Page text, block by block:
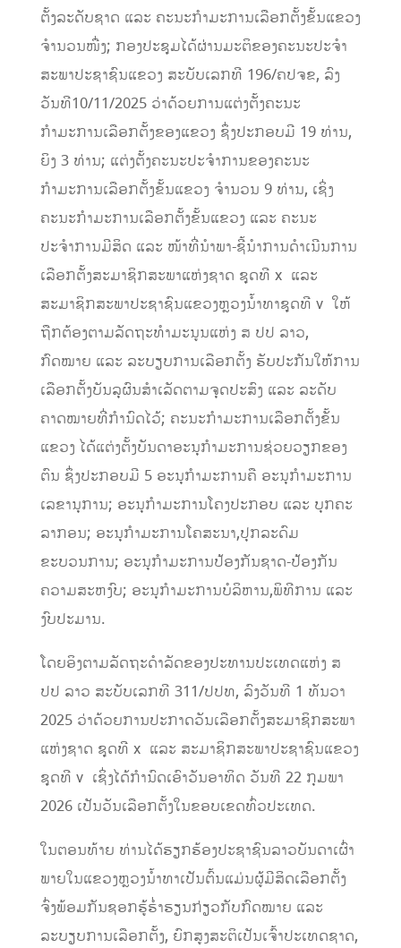
ຕັ້ງລະດັບຊາດ ແລະ ຄະນະກຳມະການເລືອກຕັ້ງຂັ້ນແຂວງ
ຈຳນວນໜື່ງ; ກອງປະຊຸມໄດ້ຜ່ານມະຕິຂອງຄະນະປະຈຳ
ສະພາປະຊາຊົນແຂວງ ສະບັບເລກທີ 196/ຄປຈຂ, ລົງ
ວັນທີ10/11/2025 ວ່າດ້ວຍການແຕ່ງຕັ້ງຄະນະ
ກຳມະການເລືອກຕັ້ງຂອງແຂວງ ຊຶ່ງປະກອບມີ 19 ທ່ານ,
ຍິງ 3 ທ່ານ; ແຕ່ງຕັ້ງຄະນະປະຈຳການຂອງຄະນະ
ກຳມະການເລືອກຕັ້ງຂັ້ນແຂວງ ຈຳນວນ 9 ທ່ານ, ເຊິ່ງ
ຄະນະກຳມະການເລືອກຕັ້ງຂັ້ນແຂວງ ແລະ ຄະນະ
ປະຈຳການມີສິດ ແລະ ໜ້າທີ່ນຳພາ-ຊີ້ນຳການດຳເນີນການ
ເລືອກຕັ້ງສະມາຊິກສະພາແຫ່ງຊາດ ຊຸດທີ x ແລະ
ສະມາຊິກສະພາປະຊາຊົນແຂວງຫຼວງນໍ້າທາຊຸດທີ v ໃຫ້
ຖືກຕ້ອງຕາມລັດຖະທຳມະນູນແຫ່ງ ສ ປປ ລາວ,
ກົດໝາຍ ແລະ ລະບຽບການເລືອກຕັ້ງ ຮັບປະກັນໃຫ້ການ
ເລືອກຕັ້ງບັນລຸຜົນສຳເລັດຕາມຈຸດປະສົງ ແລະ ລະດັບ
ຄາດໝາຍທີ່ກຳນົດໄວ້; ຄະນະກຳມະການເລືອກຕັ້ງຂັ້ນ
ແຂວງ ໄດ້ແຕ່ງຕັ້ງບັນດາອະນຸກຳມະການຊ່ວຍວຽກຂອງ
ຕົນ ຊຶ່ງປະກອບມີ 5 ອະນຸກຳມະການຄື ອະນຸກຳມະການ
ເລຂານຸການ; ອະນຸກຳມະການໂຄງປະກອບ ແລະ ບຸກຄະ
ລາກອນ; ອະນຸກຳມະການໂຄສະນາ,ປຸກລະດົມ
ຂະບວນການ; ອະນຸກຳມະການປ້ອງກັນຊາດ-ປ້ອງກັນ
ຄວາມສະຫງົບ; ອະນຸກຳມະການບໍລິຫານ,ພິທີການ ແລະ
ງົບປະມານ.
ໂດຍອິງຕາມລັດຖະດຳລັດຂອງປະທານປະເທດແຫ່ງ ສ
ປປ ລາວ ສະບັບເລກທີ 311/ປປທ, ລົງວັນທີ 1 ທັນວາ
2025 ວ່າດ້ວຍການປະກາດວັນເລືອກຕັ້ງສະມາຊິກສະພາ
ແຫ່ງຊາດ ຊຸດທີ x ແລະ ສະມາຊິກສະພາປະຊາຊົນແຂວງ
ຊຸດທີ v ເຊິ່ງໄດ້ກຳນົດເອົາວັນອາທິດ ວັນທີ 22 ກຸມພາ
2026 ເປັນວັນເລືອກຕັ້ງໃນຂອບເຂດທົ່ວປະເທດ.
ໃນຕອນທ້າຍ ທ່ານໄດ້ຮຽກຮ້ອງປະຊາຊົນລາວບັນດາເຜົ່າ
ພາຍໃນແຂວງຫຼວງນໍ້າທາເປັນຕົ້ນແມ່ນຜູ້ມີສິດເລືອກຕັ້ງ
ຈົ່ງພ້ອມກັນຊອກຮູ້ຮ່ຳຮຽນກ່ຽວກັບກົດໝາຍ ແລະ
ລະບຽບການເລືອກຕັ້ງ, ຍົກສູງສະຕິເປັນເຈົ້າປະເທດຊາດ,